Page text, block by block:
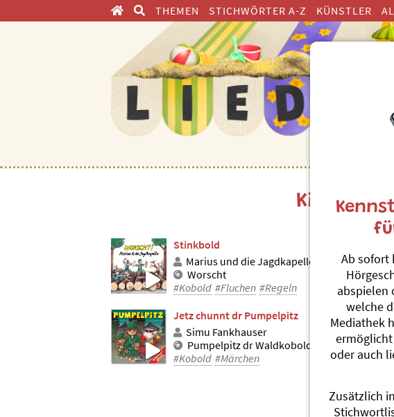
THEMEN STICHWÖRTER A-Z KÜNSTLER
ENTDECKEN
Stinkbold
Marius und die Jagdkapelle
Worscht
#Kobold #Fluchen #Regeln
Jetz chunnt dr Pumpelpitz
Simu Fankhauser
Pumpelpitz dr Waldkobold
#Kobold #Märchen
Ab sofort
abspielen
welche
Mediathek
oder auch
Zusätzlich